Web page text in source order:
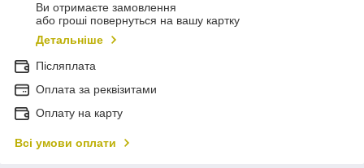
Ви отримаєте замовлення
або гроші повернуться на вашу картку
Детальніше
Післяплата
Оплата за реквізитами
Оплату на карту
Всі умови оплати